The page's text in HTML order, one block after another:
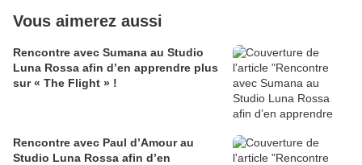
Vous aimerez aussi
Rencontre avec Sumana au Studio
Luna Rossa afin d’en apprendre plus
sur « The Flight » !
Rencontre avec Paul d’Amour au
Studio Luna Rossa afin d’en